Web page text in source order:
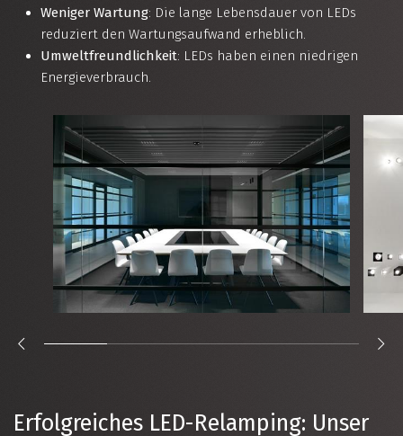
Weniger Wartung: Die lange Lebensdauer von LEDs
reduziert den Wartungsaufwand erheblich.
Umweltfreundlichkeit: LEDs haben einen niedrigen
Energieverbrauch.
Erfolgreiches LED-Relamping: Unser